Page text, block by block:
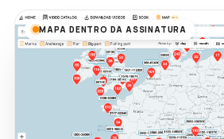
MAPA DENTRO DA ASSINATURA